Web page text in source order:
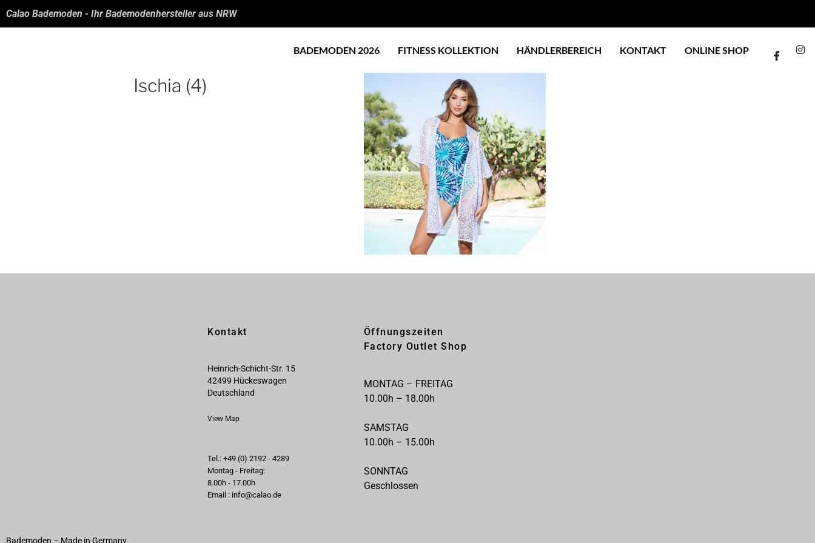
Calao Bademoden - Ihr Bademodenhersteller aus NRW
BADEMODEN 2026 FITNESS KOLLEKTION HÄNDLERBEREICH KONTAKT ONLINE SHOP
Ischia (4)
Bademoden – Made in Germany
Kontakt
Heinrich-Schicht-Str. 15
42499 Hückeswagen
Deutschland
View Map
Tel.: +49 (0) 2192 - 4289
Montag - Freitag:
8.00h - 17.00h
Email : info@calao.de
Öffnungszeiten
Factory Outlet Shop
MONTAG – FREITAG
10.00h – 18.00h
SAMSTAG
10.00h – 15.00h
SONNTAG
Geschlossen